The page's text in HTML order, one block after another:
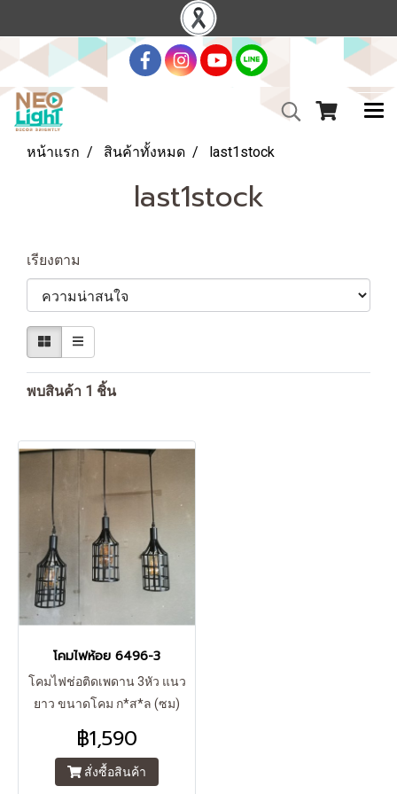
หน้าแรก สินค้าทั้งหมด last1stock
last1stock
เรียงตาม
พบสินค้า 1 ชิ้น
โคมไฟห้อย 6496-3
โคมไฟช่อติดเพดาน 3หัว แนว
ยาว ขนาดโคม ก*ส*ล (ซม)
ไฟ/สายโซ่ยาว (ปรับระดับได้)
80 ซม วัสดุ เหล็ก ขั้วไฟ E27 *3
฿1,590
สั่งซื้อสินค้า